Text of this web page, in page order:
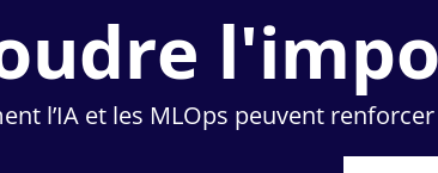
l’IA et les MLOps peuvent